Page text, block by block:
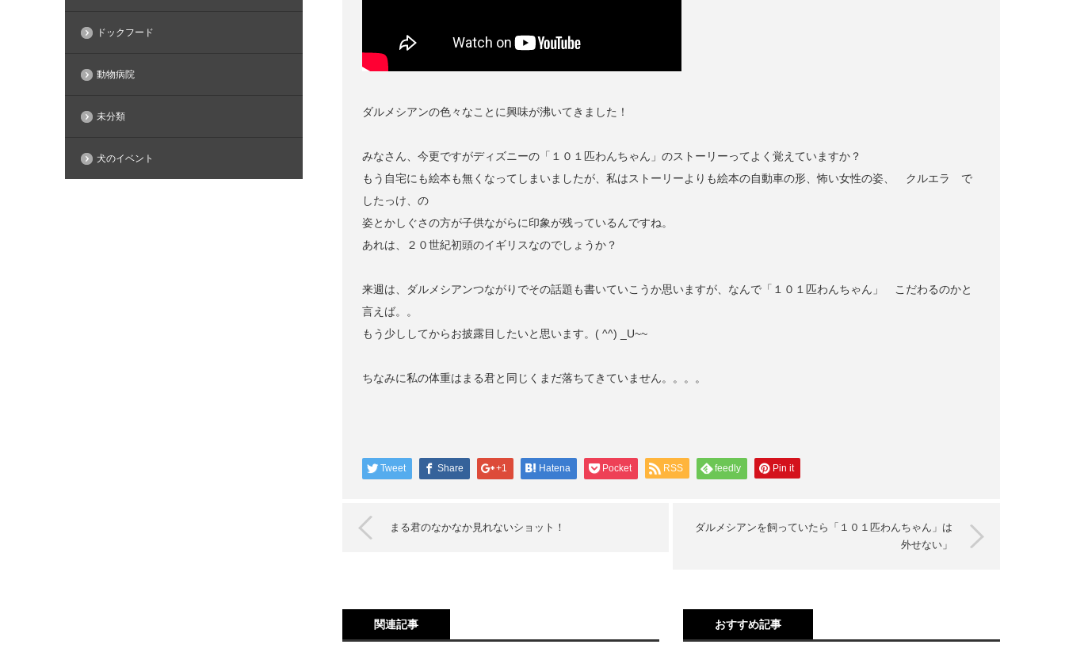
ダルメシアンの色々なことに興味が沸いてきました！
みなさん、今更ですがディズニーの「１０１匹わんちゃん」のストーリーってよく覚えていますか？
もう自宅にも絵本も無くなってしまいましたが、私はストーリーよりも絵本の自動車の形、怖い女性の姿、 クルエラ で
したっけ、の
姿とかしぐさの方が子供ながらに印象が残っているんですね。
あれは、２０世紀初頭のイギリスなのでしょうか？
来週は、ダルメシアンつながりでその話題も書いていこうか思いますが、なんで「１０１匹わんちゃん」 こだわるのかと
言えば。。
もう少ししてからお披露目したいと思います。( ^^) _U~~
ちなみに私の体重はまる君と同じくまだ落ちてきていません。。。。
Tweet Share +1 Hatena Pocket RSS feedly Pin it
まる君のなかなか見れないショット！
ダルメシアンを飼っていたら「１０１匹わんちゃん」は
外せない」
関連記事 おすすめ記事
ドックフード
動物病院
未分類
犬のイベント